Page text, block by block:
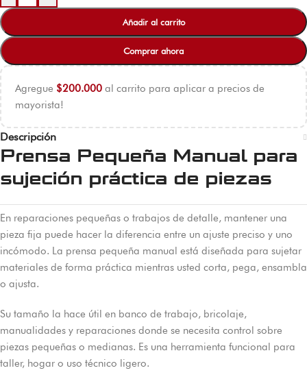
Añadir al carrito
Comprar ahora
Agregue $200.000 al carrito para aplicar a precios de
mayorista!
Descripción
Prensa Pequeña Manual para
sujeción práctica de piezas
En reparaciones pequeñas o trabajos de detalle, mantener una
pieza fija puede hacer la diferencia entre un ajuste preciso y uno
incómodo. La prensa pequeña manual está diseñada para sujetar
materiales de forma práctica mientras usted corta, pega, ensambla
o ajusta.
Su tamaño la hace útil en banco de trabajo, bricolaje,
manualidades y reparaciones donde se necesita control sobre
piezas pequeñas o medianas. Es una herramienta funcional para
taller, hogar o uso técnico ligero.